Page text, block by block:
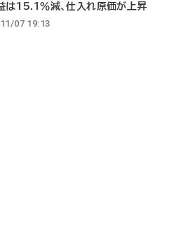
は15.1％減、仕入れ原価が上昇
07 19:13